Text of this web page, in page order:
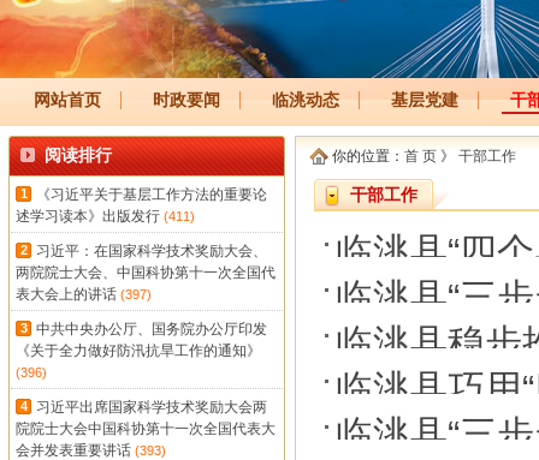
网站首页 时政要闻 临洮动态 基层党建 干
阅读排行
1
《习近平关于基层工作方法的重要论
述学习读本》出版发行 (411)
2
习近平：在国家科学技术奖励大会、
两院院士大会、中国科协第十一次全国代
表大会上的讲话 (397)
3
中共中央办公厅、国务院办公厅印发
《关于全力做好防汛抗旱工作的通知》
(396)
4
习近平出席国家科学技术奖励大会两
院院士大会中国科协第十一次全国代表大
会并发表重要讲话 (393)
你的位置： 首 页 》 干部工作
干部工作
临洮县“四
伍
临洮县“三
临洮县稳步
临洮县巧用
式
临洮县“三